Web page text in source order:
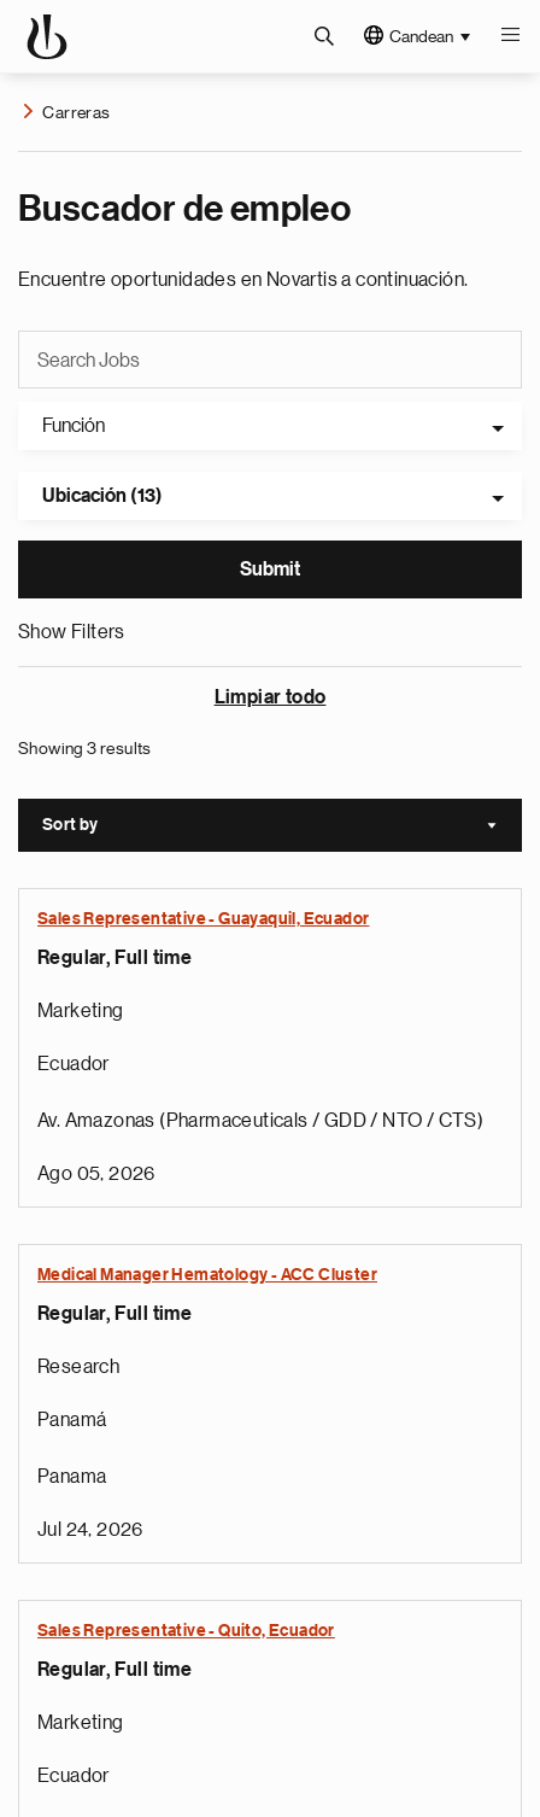
Candean
Carreras
Buscador de empleo
Encuentre oportunidades en Novartis a continuación.
Función
Ubicación (13)
Show Filters
Limpiar todo
Showing 3 results
Sort by Sort
Sales Representative - Guayaquil, Ecuador
Regular, Full time
Marketing
Ecuador
Av. Amazonas (Pharmaceuticals / GDD / NTO / CTS)
Ago 05, 2026
Medical Manager Hematology - ACC Cluster
Regular, Full time
Research
Panamá
Panama
Jul 24, 2026
Sales Representative - Quito, Ecuador
Regular, Full time
Marketing
Ecuador